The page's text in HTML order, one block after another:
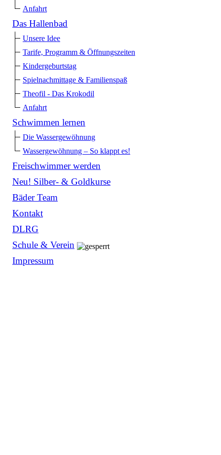
Anfahrt
Das Hallenbad
Unsere Idee
Tarife, Programm & Öffnungszeiten
Kindergeburtstag
Spielnachmittage & Familienspaß
Theofil - Das Krokodil
Anfahrt
Schwimmen lernen
Die Wassergewöhnung
Wassergewöhnung – So klappt es!
Freischwimmer werden
Neu! Silber- & Goldkurse
Bäder Team
Kontakt
DLRG
Schule & Verein
Impressum